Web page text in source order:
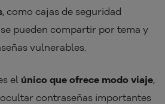
, como cajas de seguridad
pueden compartir por tema y
vulnerables.
el único que ofrece modo viaje,
contraseñas importantes